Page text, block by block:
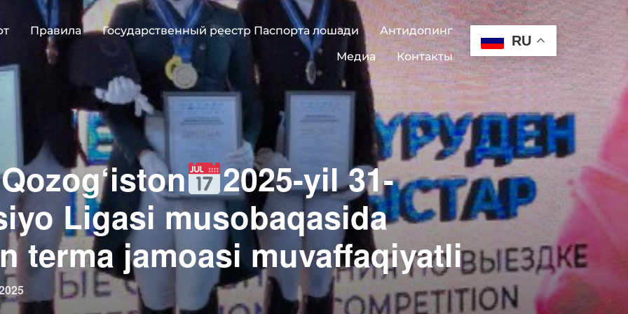
Правила Государственный реестр Паспорта лошади
Антидопинг
Медиа
Контакты
RU
2025-yil 31-
Ligasi musobaqasida
terma jamoasi muvaffaqiyatli